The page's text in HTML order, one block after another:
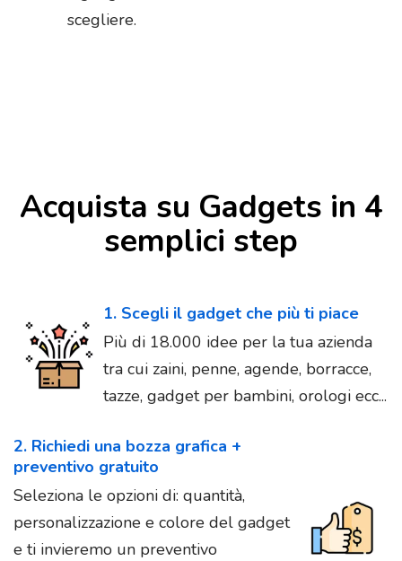
scegliere.
Acquista su Gadgets in 4
semplici step
1. Scegli il gadget che più ti piace
Più di 18.000 idee per la tua azienda
tra cui zaini, penne, agende, borracce,
tazze, gadget per bambini, orologi ecc...
2. Richiedi una bozza grafica +
preventivo gratuito
Seleziona le opzioni di: quantità,
personalizzazione e colore del gadget
e ti invieremo un preventivo